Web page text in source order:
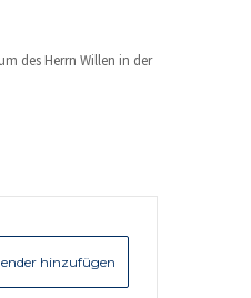
des Herrn Willen in der
hinzufügen